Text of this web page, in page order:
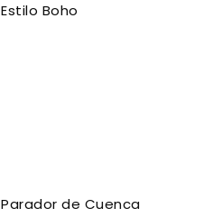
Estilo Boho
Parador de Cuenca